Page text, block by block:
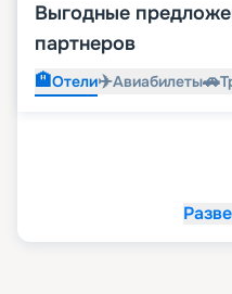
Выгодные
партнеров
🏨Отели✈️Авиабилеты🚗